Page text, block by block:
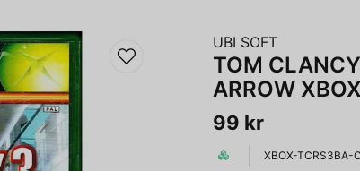
UBI SOFT
TOM
ARROW XBOX
99 kr
XBOX-TCRS3BA-